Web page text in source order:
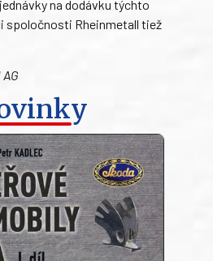
na dodávku týchto
spoločnosti Rheinmetall tiež